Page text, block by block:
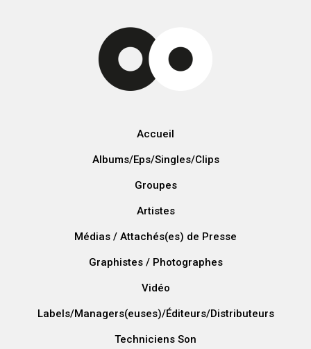
Accueil
Albums/Eps/Singles/Clips
Groupes
Artistes
Médias / Attachés(es) de Presse
Graphistes / Photographes
Vidéo
Labels/Managers(euses)/Éditeurs/Distributeurs
Techniciens Son